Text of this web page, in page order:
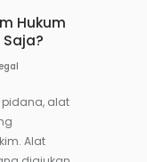
Hukum
alat
Alat